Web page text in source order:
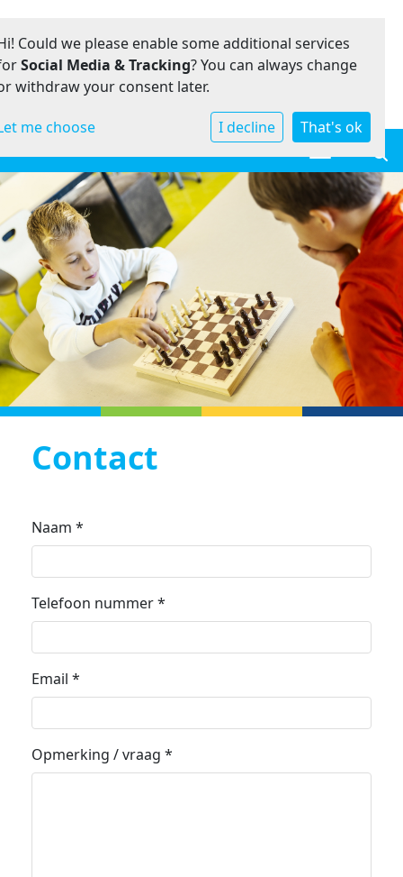
Toggle
Contact
Naam *
Telefoon nummer*
Email *
Opmerking / vraag *
Could we please enable some additional services
Social Media & Tracking? You can always change
withdraw your consent later.
me choose I decline That's ok